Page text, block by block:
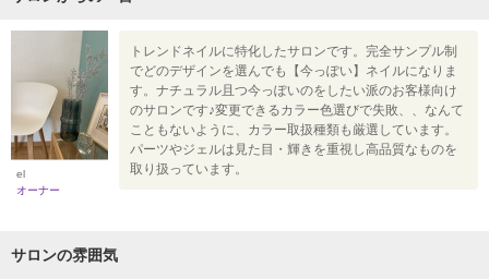
el
オーナー
トレンドネイルに特化したサロンです。完全サンプル制
でどのデザインを選んでも【今っぽい】ネイルになりま
す。ナチュラル且つ今っぽいのをしたい派のお客様向け
のサロンです♪変更できるカラー色選びで失敗、、なんて
こともないように、カラー取扱種類も厳選しています。
パーツやジェルは見た目・輝きを重視し高品質なものを
取り扱っています。
サロンの雰囲気